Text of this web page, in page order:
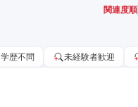
関連度順
学歴不問 未経験者歓迎